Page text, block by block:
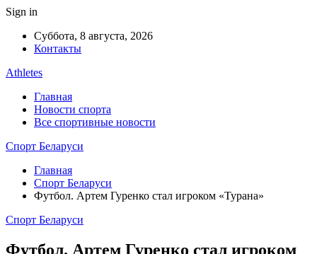
Sign in
Суббота, 8 августа, 2026
Контакты
Athletes
Главная
Новости спорта
Все спортивные новости
Спорт Беларуси
Главная
Спорт Беларуси
Футбол. Артем Гуренко стал игроком «Турана»
Спорт Беларуси
Футбол. Артем Гуренко стал игроком